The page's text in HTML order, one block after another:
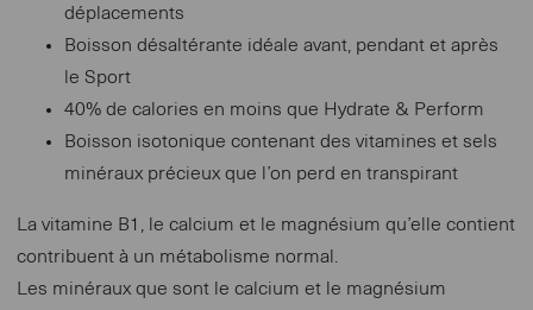
déplacements
Boisson désaltérante idéale avant, pendant et après
le Sport
40% de calories en moins que Hydrate & Perform
Boisson isotonique contenant des vitamines et sels
minéraux précieux que l’on perd en transpirant
La vitamine B1, le calcium et le magnésium qu’elle contient
contribuent à un métabolisme normal.
Les minéraux que sont le calcium et le magnésium